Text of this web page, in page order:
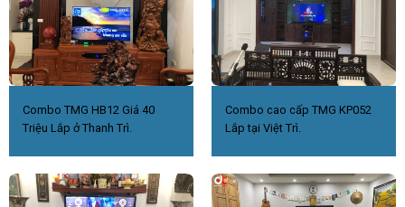
Combo TMG HB12 Giá 40
Triệu Lắp ở Thanh Trì.
Combo cao cấp TMG KP052
Lắp tại Việt Trì.